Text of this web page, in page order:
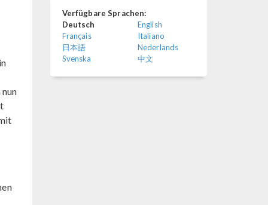
Verfügbare Sprachen:
Deutsch
English
Français
Italiano
日本語
Nederlands
Svenska
中文